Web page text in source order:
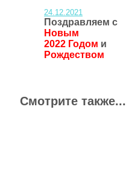
24.12.2021
Поздравляем с
Новым
2022 Годом и
Рождеством
Смотрите также...